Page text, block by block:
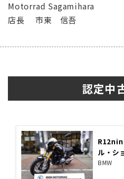
Motorrad Sagamihara
店長 市東 信吾
認定中
ル・シ
BMW